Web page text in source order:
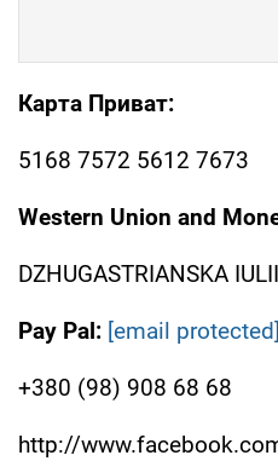
Карта Приват:
5168 7572 5612 7673
Western Union and
DZHUGASTRIANSKA
Pay Pal: [email protected]
+380 (98) 908 68 68
http://